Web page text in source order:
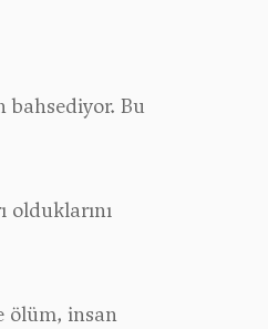
bahsediyor. Bu
olduklarını
ölüm, insan